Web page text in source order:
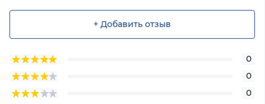
+ Добавить отзыв
0
0
0